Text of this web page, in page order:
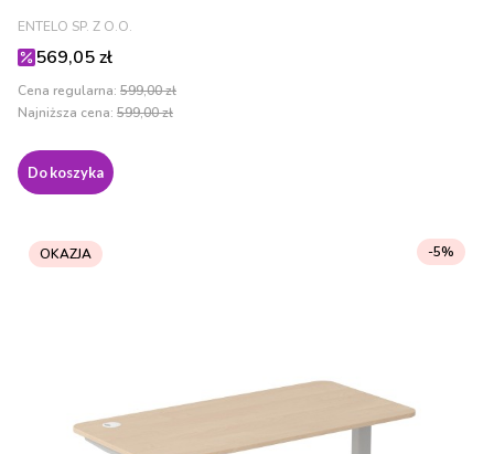
PRODUCENT
ENTELO SP. Z O.O.
Cena promocyjna
569,05 zł
Cena regularna: 599,00 zł
Najniższa cena: 599,00 zł
Do koszyka
OKAZJA -5%